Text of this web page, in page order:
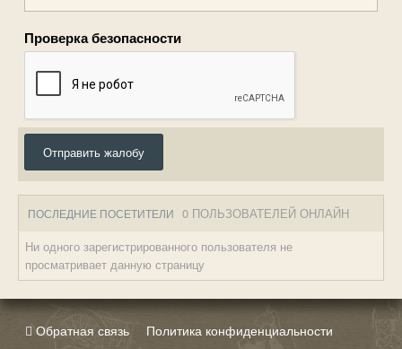
Проверка безопасности
Отправить жалобу
ПОСЛЕДНИЕ ПОСЕТИТЕЛИ 0 ПОЛЬЗОВАТЕЛЕЙ ОНЛАЙН
Ни одного зарегистрированного пользователя не
просматривает данную страницу
Обратная связь Политика конфиденциальности